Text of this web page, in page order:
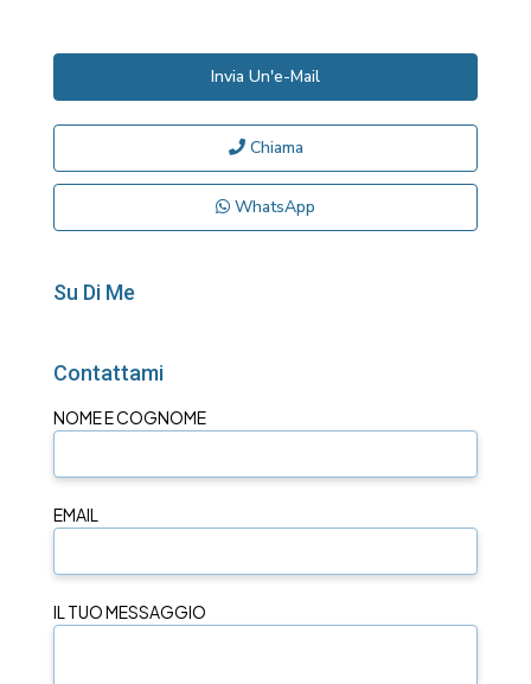
Invia Un'e-Mail
Chiama
WhatsApp
Su Di Me
Contattami
NOME E COGNOME
EMAIL
IL TUO MESSAGGIO